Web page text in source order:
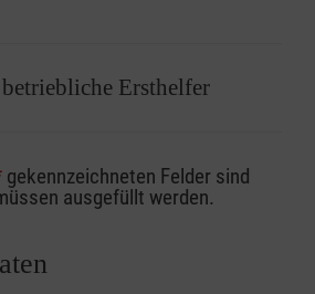
Ersthelfer
Kostenübernahmeverfahren
/ Unfallkasse
spätestens zu
gekennzeichneten Felder sind
ausgefüllt werden.